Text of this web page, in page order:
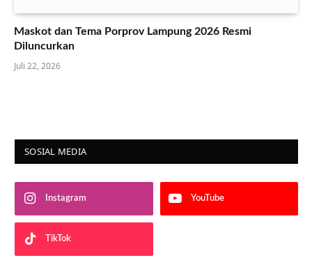
Maskot dan Tema Porprov Lampung 2026 Resmi
Diluncurkan
Juli 22, 2026
SOSIAL MEDIA
Instagram YouTube
TikTok